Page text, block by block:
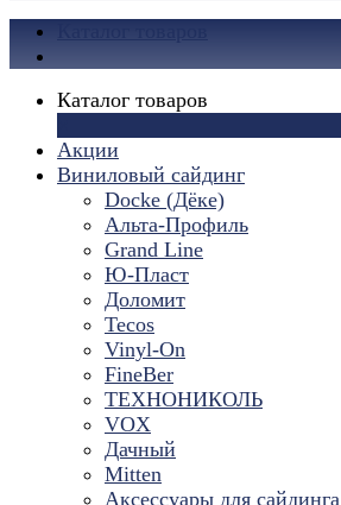
Каталог товаров
Акции
Виниловый сайдинг
Docke (Дёке)
Альта-Профиль
Grand Line
Ю-Пласт
Доломит
Tecos
Vinyl-On
FineBer
ТЕХНОНИКОЛЬ
VOX
Дачный
Mitten
Аксессуары для сайдинга